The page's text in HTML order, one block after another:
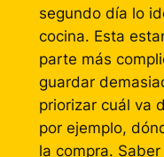
segundo día lo
cocina. Esta
parte más
guardar
priorizar cuál va
por ejemplo,
la compra.